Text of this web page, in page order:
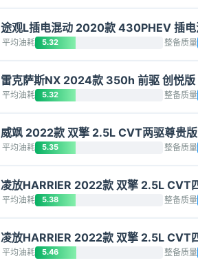
途观L插电混动 2020款 430PHEV 插电
平均油耗 5.32 整备质量
雷克萨斯NX 2024款 350h 前驱 创悦版
平均油耗 5.32 整备质量
威飒 2022款 双擎 2.5L CVT两驱尊贵版
平均油耗 5.35 整备质量
凌放HARRIER 2022款 双擎 2.5L CVT
平均油耗 5.38 整备质量
凌放HARRIER 2022款 双擎 2.5L CVT
平均油耗 5.46 整备质量